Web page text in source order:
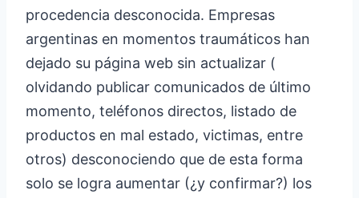
procedencia desconocida. Empresas
argentinas en momentos traumáticos han
dejado su página web sin actualizar (
olvidando publicar comunicados de último
momento, teléfonos directos, listado de
productos en mal estado, victimas, entre
otros) desconociendo que de esta forma
solo se logra aumentar (¿y confirmar?) los